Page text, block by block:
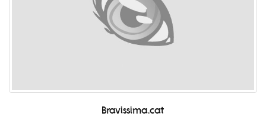
Bravissima.cat